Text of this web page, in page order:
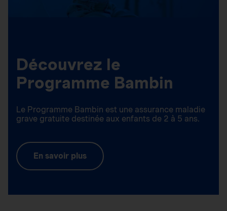
Découvrez le
Programme Bambin
Le Programme Bambin est une assurance maladie
grave gratuite destinée aux enfants de 2 à 5 ans.
En savoir plus